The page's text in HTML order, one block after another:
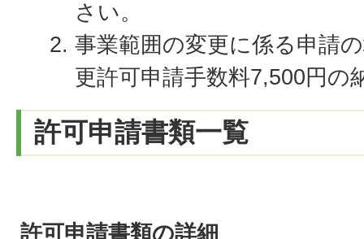
さい。
事業範囲の変更に係る申請
更許可申請手数料7,500円の
許可申請書類一覧
許可申請書類の詳細